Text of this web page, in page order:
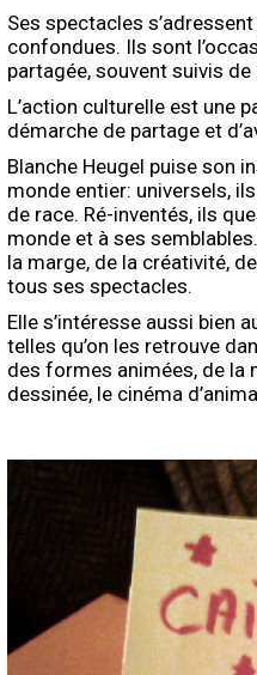
Ses spectacles
confondues. Ils sont
partagée, souvent suivis
L’action culturelle est une
démarche de partage et
Blanche Heugel puise son
monde entier: universels,
de race. Ré-inventés, ils
monde et à ses
la marge, de la créativité,
tous ses spectacles.
Elle s’intéresse aussi bien
telles qu’on les retrouve
des formes animées, de la
dessinée, le cinéma